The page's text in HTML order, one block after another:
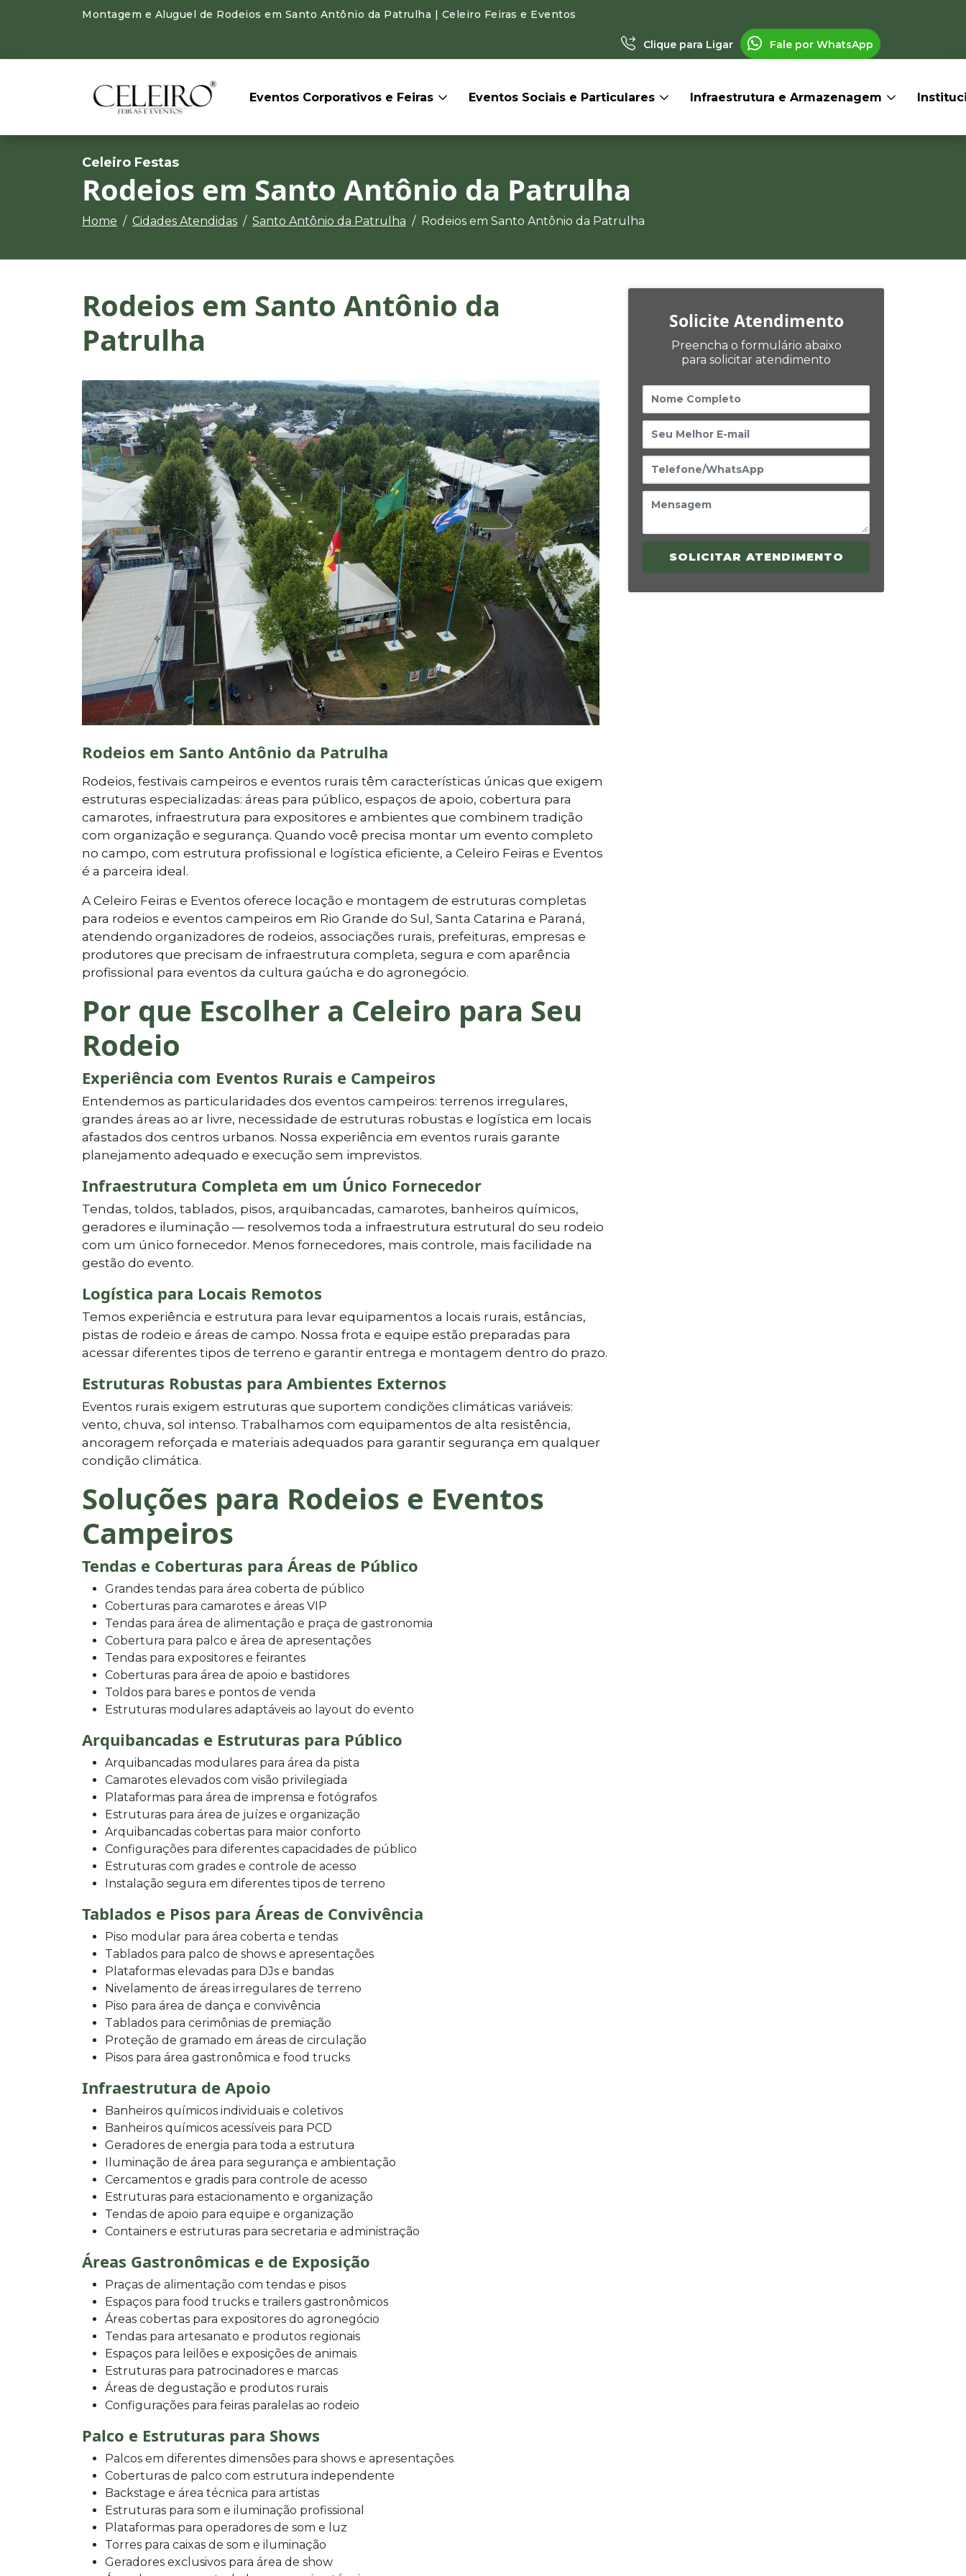
Montagem e Aluguel de Rodeios em Santo Antônio da Patrulha | Celeiro Feiras e Eventos
Clique para Ligar Fale por WhatsApp
Eventos Corporativos e Feiras Eventos Sociais e Particulares Infraestrutura e Armazenagem
Celeiro Festas
Rodeios em Santo Antônio da Patrulha
Home Cidades Atendidas Santo Antônio da Patrulha Rodeios em Santo Antônio da Patrulha
Rodeios em Santo Antônio da
Patrulha
Rodeios em Santo Antônio da Patrulha
Rodeios, festivais campeiros e eventos rurais têm características únicas que exigem
estruturas especializadas: áreas para público, espaços de apoio, cobertura para
camarotes, infraestrutura para expositores e ambientes que combinem tradição
com organização e segurança. Quando você precisa montar um evento completo
no campo, com estrutura profissional e logística eficiente, a Celeiro Feiras e Eventos
é a parceira ideal.
A Celeiro Feiras e Eventos oferece locação e montagem de estruturas completas
para rodeios e eventos campeiros em Rio Grande do Sul, Santa Catarina e Paraná,
atendendo organizadores de rodeios, associações rurais, prefeituras, empresas e
produtores que precisam de infraestrutura completa, segura e com aparência
profissional para eventos da cultura gaúcha e do agronegócio.
Por que Escolher a Celeiro para Seu
Rodeio
Experiência com Eventos Rurais e Campeiros
Entendemos as particularidades dos eventos campeiros: terrenos irregulares,
grandes áreas ao ar livre, necessidade de estruturas robustas e logística em locais
afastados dos centros urbanos. Nossa experiência em eventos rurais garante
planejamento adequado e execução sem imprevistos.
Infraestrutura Completa em um Único Fornecedor
Tendas, toldos, tablados, pisos, arquibancadas, camarotes, banheiros químicos,
geradores e iluminação — resolvemos toda a infraestrutura estrutural do seu rodeio
com um único fornecedor. Menos fornecedores, mais controle, mais facilidade na
gestão do evento.
Logística para Locais Remotos
Temos experiência e estrutura para levar equipamentos a locais rurais, estâncias,
pistas de rodeio e áreas de campo. Nossa frota e equipe estão preparadas para
acessar diferentes tipos de terreno e garantir entrega e montagem dentro do prazo.
Estruturas Robustas para Ambientes Externos
Eventos rurais exigem estruturas que suportem condições climáticas variáveis:
vento, chuva, sol intenso. Trabalhamos com equipamentos de alta resistência,
ancoragem reforçada e materiais adequados para garantir segurança em qualquer
condição climática.
Soluções para Rodeios e Eventos
Campeiros
Tendas e Coberturas para Áreas de Público
Grandes tendas para área coberta de público
Coberturas para camarotes e áreas VIP
Tendas para área de alimentação e praça de gastronomia
Cobertura para palco e área de apresentações
Tendas para expositores e feirantes
Coberturas para área de apoio e bastidores
Toldos para bares e pontos de venda
Estruturas modulares adaptáveis ao layout do evento
Arquibancadas e Estruturas para Público
Arquibancadas modulares para área da pista
Camarotes elevados com visão privilegiada
Plataformas para área de imprensa e fotógrafos
Estruturas para área de juízes e organização
Arquibancadas cobertas para maior conforto
Configurações para diferentes capacidades de público
Estruturas com grades e controle de acesso
Instalação segura em diferentes tipos de terreno
Tablados e Pisos para Áreas de Convivência
Piso modular para área coberta e tendas
Tablados para palco de shows e apresentações
Plataformas elevadas para DJs e bandas
Nivelamento de áreas irregulares de terreno
Piso para área de dança e convivência
Tablados para cerimônias de premiação
Proteção de gramado em áreas de circulação
Pisos para área gastronômica e food trucks
Infraestrutura de Apoio
Banheiros químicos individuais e coletivos
Banheiros químicos acessíveis para PCD
Geradores de energia para toda a estrutura
Iluminação de área para segurança e ambientação
Cercamentos e gradis para controle de acesso
Estruturas para estacionamento e organização
Tendas de apoio para equipe e organização
Containers e estruturas para secretaria e administração
Áreas Gastronômicas e de Exposição
Praças de alimentação com tendas e pisos
Espaços para food trucks e trailers gastronômicos
Áreas cobertas para expositores do agronegócio
Tendas para artesanato e produtos regionais
Espaços para leilões e exposições de animais
Estruturas para patrocinadores e marcas
Áreas de degustação e produtos rurais
Configurações para feiras paralelas ao rodeio
Palco e Estruturas para Shows
Palcos em diferentes dimensões para shows e apresentações
Coberturas de palco com estrutura independente
Backstage e área técnica para artistas
Estruturas para som e iluminação profissional
Plataformas para operadores de som e luz
Torres para caixas de som e iluminação
Geradores exclusivos para área de show
Solicite Atendimento
Preencha o formulário abaixo
para solicitar atendimento
SOLICITAR ATENDIMENTO